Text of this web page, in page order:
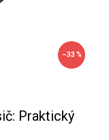
–33 %
Praktický